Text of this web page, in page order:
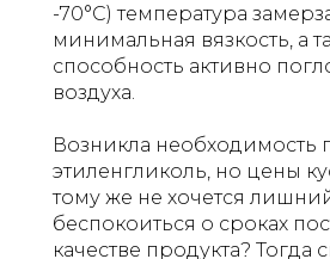
-70°С) температура
минимальная вязкость, а
способность активно
воздуха.
Возникла необходимость
этиленгликоль, но цены
тому же не хочется
беспокоиться о сроках
качестве продукта? Тогда